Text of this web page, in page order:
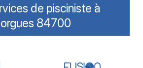
de pisciniste à
84700